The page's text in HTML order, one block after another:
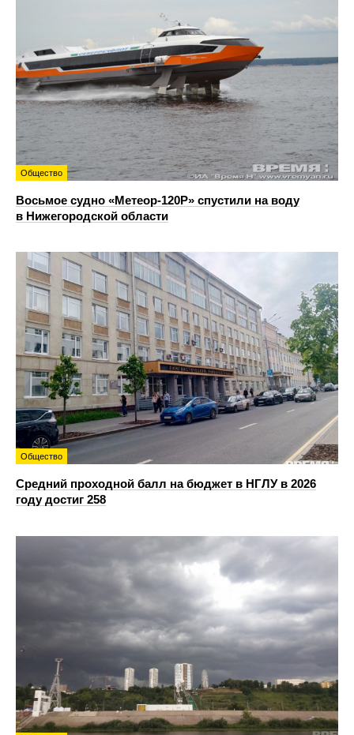
Общество
Восьмое судно «Метеор-120Р» спустили на воду
в Нижегородской области
Общество
Средний проходной балл на бюджет в НГЛУ в 2026
году достиг 258